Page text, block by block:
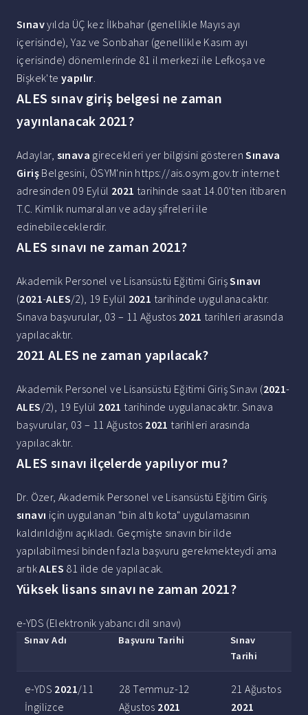
Sınavyılda ÜÇ kez İlkbahar (genellikle Mayıs ayı
içerisinde), Yaz ve Sonbahar (genellikle Kasım ayı
içerisinde) dönemlerinde 81 il merkezi ile Lefkoşa ve
Bişkek'te yapılır.
ALES sınav giriş belgesi ne zaman
yayınlanacak 2021?
Adaylar, sınava girecekleri yer bilgisini gösterenSınava
Giriş Belgesini, ÖSYM'nin https://ais.osym.gov.tr internet
adresinden 09 Eylül 2021 tarihinde saat 14.00'ten itibaren
T.C. Kimlik numaraları ve aday şifreleri ile
edinebileceklerdir.
ALES sınavı ne zaman 2021?
Akademik Personel ve Lisansüstü Eğitimi GirişSınavı
(2021-ALES/2), 19 Eylül 2021 tarihinde uygulanacaktır.
Sınava başvurular, 03 – 11 Ağustos 2021 tarihleri arasında
yapılacaktır.
2021 ALES ne zaman yapılacak?
Akademik Personel ve Lisansüstü Eğitimi Giriş Sınavı (2021-
ALES/2), 19 Eylül 2021 tarihinde uygulanacaktır. Sınava
başvurular, 03 – 11 Ağustos 2021 tarihleri arasında
yapılacaktır.
ALES sınavı ilçelerde yapılıyor mu?
Dr. Özer, Akademik Personel ve Lisansüstü Eğitim Giriş
sınavı için uygulanan "bin altı kota" uygulamasının
kaldırıldığını açıkladı. Geçmişte sınavın bir ilde
yapılabilmesi binden fazla başvuru gerekmekteydi ama
artıkALES 81 ilde de yapılacak.
Yüksek lisans sınavı ne zaman 2021?
e-YDS (Elektronik yabancı dil sınavı)
Sınav Adı Başvuru Tarihi
Sınav
Tarihi
e-YDS 2021/11
İngilizce
28 Temmuz-12
Ağustos 2021
21 Ağustos
2021